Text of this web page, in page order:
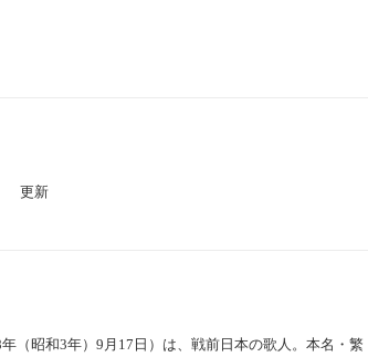
更新
（昭和3年）9月17日）は、戦前日本の歌人。本名・繁